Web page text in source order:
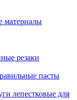
материалы
резаки
пасты
лепестковые для